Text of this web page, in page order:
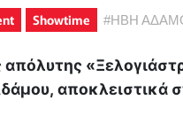
Showtime #ΗΒΗ
απόλυτης
αποκλειστικά